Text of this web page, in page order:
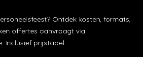
Ontdek kosten, formats,
offertes aanvraagt via
Inclusief prijstabel.